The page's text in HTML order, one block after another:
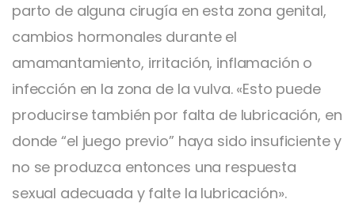
parto de alguna cirugía en esta zona genital,
cambios hormonales durante el
amamantamiento, irritación, inflamación o
infección en la zona de la vulva. «Esto puede
producirse también por falta de lubricación, en
donde “el juego previo” haya sido insuficiente y
no se produzca entonces una respuesta
sexual adecuada y falte la lubricación».